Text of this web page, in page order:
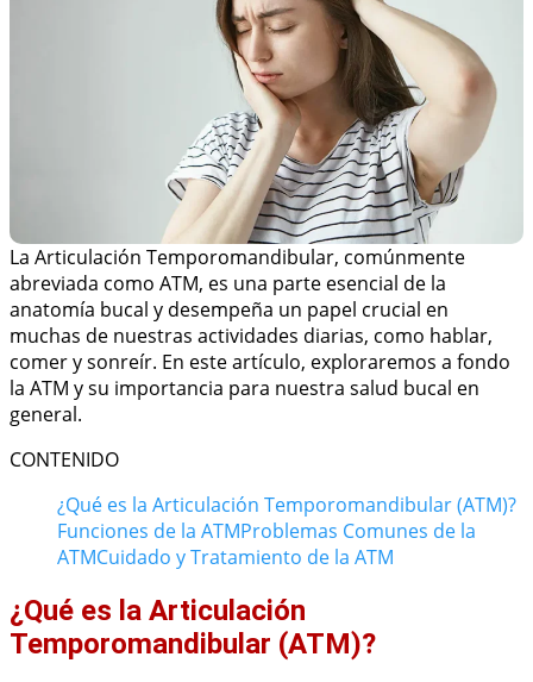
La Articulación Temporomandibular, comúnmente
abreviada como ATM, es una parte esencial de la
anatomía bucal y desempeña un papel crucial en
muchas de nuestras actividades diarias, como hablar,
comer y sonreír. En este artículo, exploraremos a fondo
la ATM y su importancia para nuestra salud bucal en
general.
CONTENIDO
¿Qué es la Articulación Temporomandibular (ATM)?
Funciones de la ATMProblemas Comunes de la
ATMCuidado y Tratamiento de la ATM
¿Qué es la Articulación
Temporomandibular (ATM)?